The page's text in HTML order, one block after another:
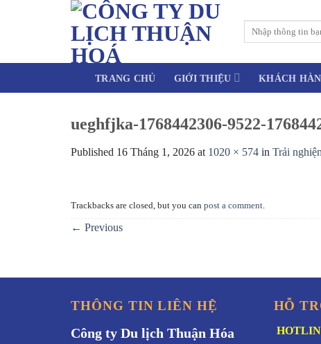
TRANG CHỦ GIỚI THIỆU KHÁCH
ueghfjka-1768442306-9522-
Published 16 Tháng 1, 2026 at 1020 × 574 in Trải
Trackbacks are closed, but you can post a comment.
← Previous
THÔNG TIN LIÊN HỆ
Công ty Du lịch Thuận Hóa
HỖ